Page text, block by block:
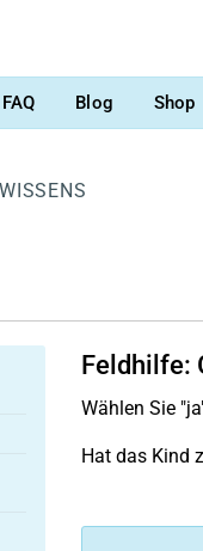
FAQ Blog Shop
Feldhilfe:
Wählen Sie
Hat das Kind